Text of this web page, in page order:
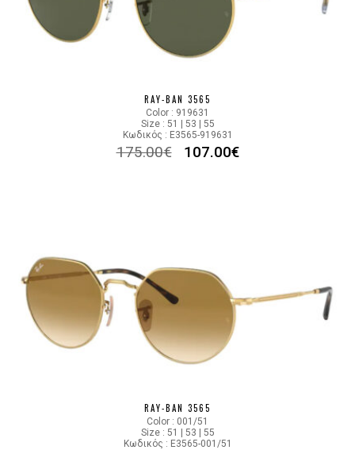
RAY-BAN 3565
Color : 919631
Size : 51 | 53 | 55
Κωδικός : E3565-919631
175.00€ 107.00€
RAY-BAN 3565
Color : 001/51
Size : 51 | 53 | 55
Κωδικός : E3565-001/51